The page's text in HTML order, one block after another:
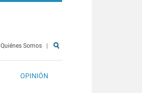
Quiénes Somos
OPINIÓN